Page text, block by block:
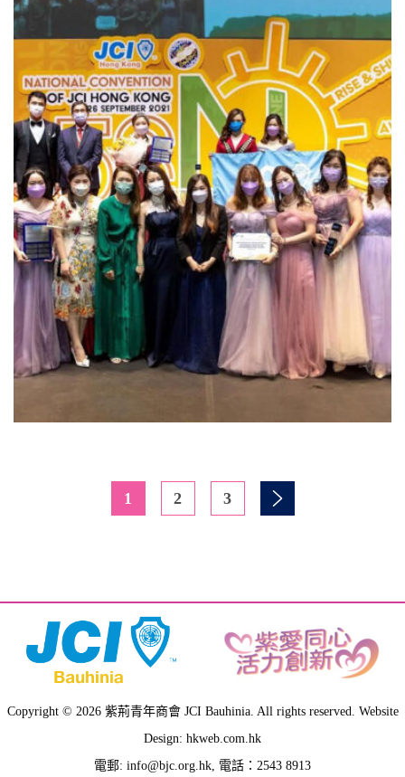
1 2 3
Copyright © 2026 紫荊青年商會 JCI Bauhinia. All rights reserved. Website
Design: hkweb.com.hk
電郵: info@bjc.org.hk, 電話：2543 8913